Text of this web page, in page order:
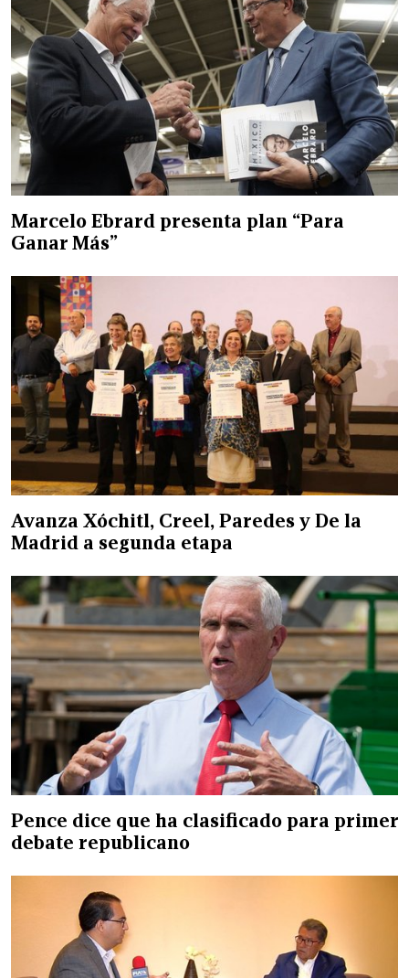
Marcelo Ebrard presenta plan “Para
Ganar Más”
Avanza Xóchitl, Creel, Paredes y De la
Madrid a segunda etapa
Pence dice que ha clasificado para primer
debate republicano